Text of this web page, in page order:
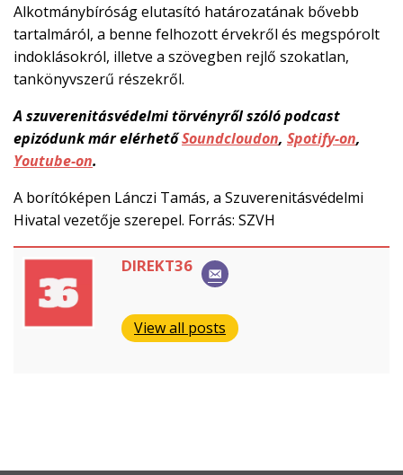
Alkotmánybíróság elutasító határozatának bővebb
tartalmáról, a benne felhozott érvekről és megspórolt
indoklásokról, illetve a szövegben rejlő szokatlan,
tankönyvszerű részekről.
A szuverenitásvédelmi törvényről szóló podcast
epizódunk már elérhetőSoundcloudon, Spotify-on,
Youtube-on.
A borítóképen Lánczi Tamás, a Szuverenitásvédelmi
Hivatal vezetője szerepel. Forrás: SZVH
DIREKT36
View all posts